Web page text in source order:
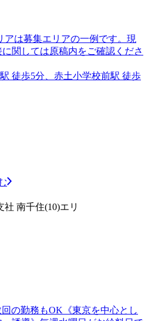
は募集エリアの一例です。現
関しては原稿内をご確認くださ
徒歩5分、赤土小学校前駅 徒歩
南千住(10)エリ
の勤務もOK《東京を中心とし